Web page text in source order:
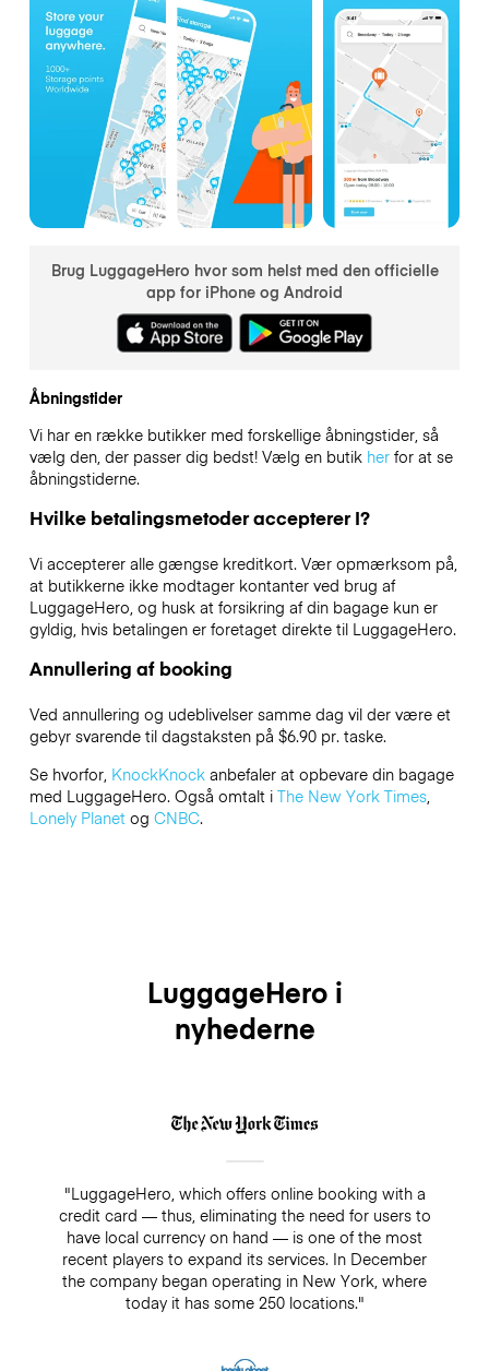
Brug LuggageHero hvor som helst med den officielle
app for iPhone og Android
Åbningstider
Vi har en række butikker med forskellige åbningstider, så
vælg den, der passer dig bedst! Vælg en butik herfor at se
åbningstiderne.
Hvilke betalingsmetoder accepterer I?
Vi accepterer alle gængse kreditkort. Vær opmærksom på,
at butikkerne ikke modtager kontanter ved brug af
LuggageHero, og husk at forsikring af din bagage kun er
gyldig, hvis betalingen er foretaget direkte til LuggageHero.
Annullering af booking
Ved annullering og udeblivelser samme dag vil der være et
gebyr svarende til dagstaksten på $6.90 pr. taske.
Se hvorfor, KnockKnockanbefaler at opbevare din bagage
med LuggageHero. Også omtalt i The New York Times,
Lonely Planetog CNBC.
LuggageHero i
nyhederne
"LuggageHero, which offers online booking with a
credit card — thus, eliminating the need for users to
have local currency on hand — is one of the most
recent players to expand its services. In December
the company began operating in New York, where
today it has some 250 locations."